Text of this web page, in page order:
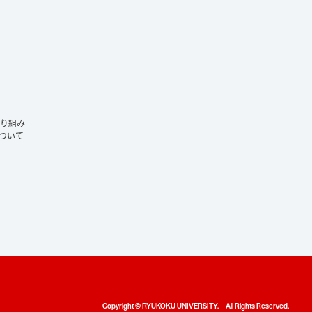
組み
いて
Copyright © RYUKOKU UNIVERSITY. All Rights Reserved.